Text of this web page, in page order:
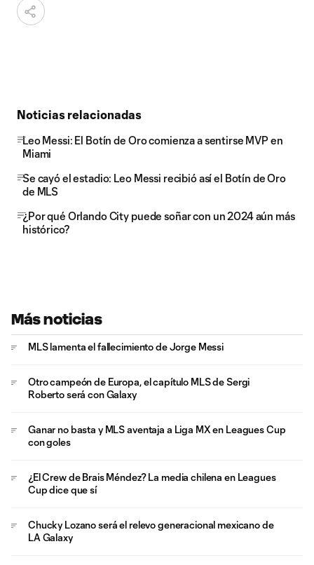
Noticias relacionadas
Leo Messi: El Botín de Oro comienza a sentirse MVP en
Miami
Se cayó el estadio: Leo Messi recibió así el Botín de Oro
de MLS
¿Por qué Orlando City puede soñar con un 2024 aún más
histórico?
Más noticias
MLS lamenta el fallecimiento de Jorge Messi
Otro campeón de Europa, el capítulo MLS de Sergi
Roberto será con Galaxy
Ganar no basta y MLS aventaja a Liga MX en Leagues Cup
con goles
¿El Crew de Brais Méndez? La media chilena en Leagues
Cup dice que sí
Chucky Lozano será el relevo generacional mexicano de
LA Galaxy